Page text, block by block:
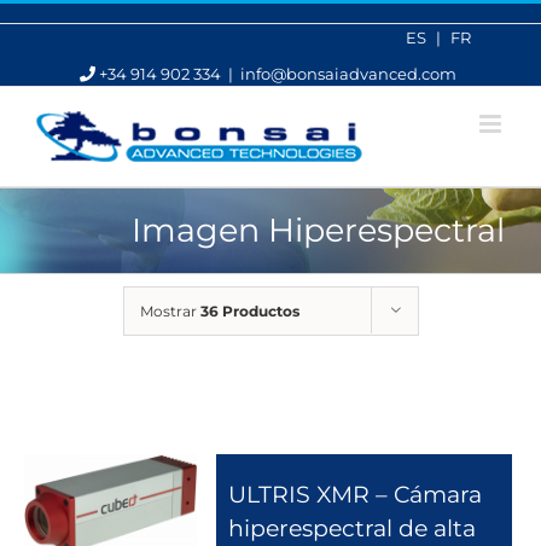
Saltar
ES
FR
+34 914 902 334 | info@bonsaiadvanced.com
Imagen Hiperespectral
Mostrar 36 Productos
ULTRIS XMR – Cámara
hiperespectral de alta